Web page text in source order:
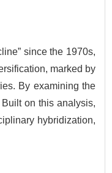
since the 1970s,
marked by
By examining the
on this analysis,
hybridization,